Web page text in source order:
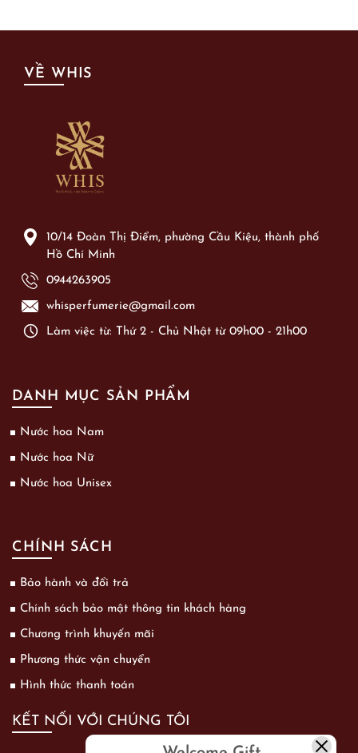
VỀ WHIS
10/14 Đoàn Thị Điểm, phường Cầu Kiệu, thành phố
Hồ Chí Minh
0944263905
whisperfumerie@gmail.com
Làm việc từ: Thứ 2 - Chủ Nhật từ 09h00 - 21h00
DANH MỤC SẢN PHẨM
Nước hoa Nam
Nước hoa Nữ
Nước hoa Unisex
CHÍNH SÁCH
Bảo hành và đổi trả
Chính sách bảo mật thông tin khách hàng
Chương trình khuyến mãi
Phương thức vận chuyển
Hình thức thanh toán
KẾT NỐI VỚI CHÚNG TÔI